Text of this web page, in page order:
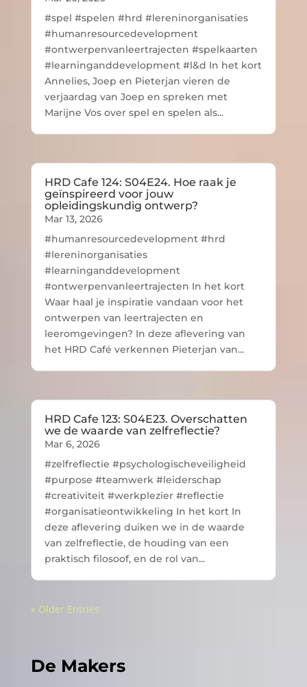
#spel #spelen #hrd #lereninorganisaties
#humanresourcedevelopment
#ontwerpenvanleertrajecten #spelkaarten
#learninganddevelopment #l&d In het kort
Annelies, Joep en Pieterjan vieren de
verjaardag van Joep en spreken met
Marijne Vos over spel en spelen als...
HRD Cafe 124: S04E24. Hoe raak je
geïnspireerd voor jouw
opleidingskundig ontwerp?
Mar 13, 2026
#humanresourcedevelopment #hrd
#lereninorganisaties
#learninganddevelopment
#ontwerpenvanleertrajecten In het kort
Waar haal je inspiratie vandaan voor het
ontwerpen van leertrajecten en
leeromgevingen? In deze aflevering van
het HRD Café verkennen Pieterjan van...
HRD Cafe 123: S04E23. Overschatten
we de waarde van zelfreflectie?
Mar 6, 2026
#zelfreflectie #psychologischeveiligheid
#purpose #teamwerk #leiderschap
#creativiteit #werkplezier #reflectie
#organisatieontwikkeling In het kort In
deze aflevering duiken we in de waarde
van zelfreflectie, de houding van een
praktisch filosoof, en de rol van...
« Older Entries
De Makers